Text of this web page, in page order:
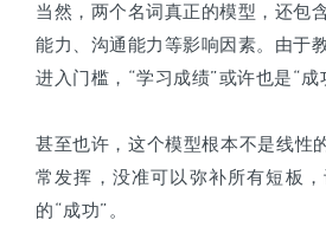
当然，两个名词真正的模型，还包
能力、沟通能力等影响因素。由于
进入门槛，“学习成绩”或许也是“成
甚至也许，这个模型根本不是线
常发挥，没准可以弥补所有短板
的“成功”。